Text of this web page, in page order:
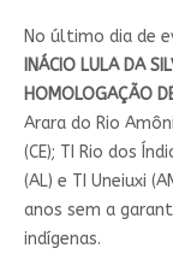
No último dia de
INÁCIO LULA DA
HOMOLOGAÇÃO
Arara do Rio
(CE); TI Rio dos
(AL) e TI Uneiuxi
anos sem a
indígenas.